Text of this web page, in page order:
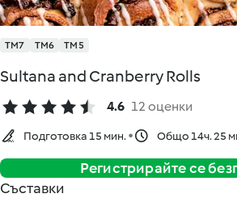
TM7 TM6 TM5
Sultana and Cranberry Rolls
4.6 12 оценки
Подготовка 15 мин. Общо 14ч. 25
Регистрирайте се
Съставки